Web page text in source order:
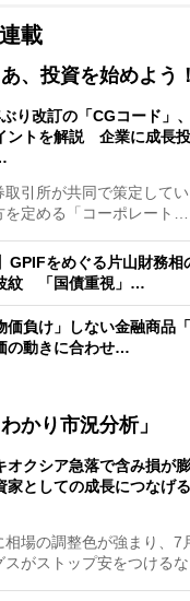
載
、投資を始めよう
り改訂の「CGコード」
ントを解説 企業に成長
引所が共同で策定して
定める「コーポレート…
GPIFをめぐる片山財務
紋 「国債重視」…
価負け」しない金融商品
動きに合わせ…
かり市況分析」
オクシア急落で含み損が
家としての成長につな
場の調整色が強まり、7
がストップ安をつけるな